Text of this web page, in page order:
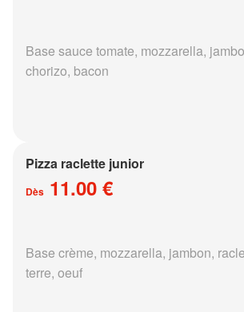
Base sauce tomate, mozzarella,
chorizo, bacon
Pizza raclette junior
Dès 11.00 €
Base crème, mozzarella, jambon,
terre, oeuf